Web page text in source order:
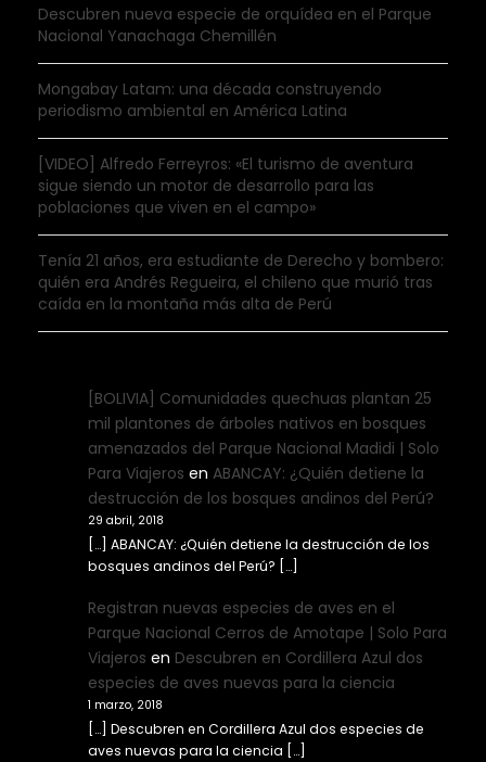
Descubren nueva especie de orquídea en el Parque
Nacional Yanachaga Chemillén
Mongabay Latam: una década construyendo
periodismo ambiental en América Latina
[VIDEO] Alfredo Ferreyros: «El turismo de aventura
sigue siendo un motor de desarrollo para las
poblaciones que viven en el campo»
Tenía 21 años, era estudiante de Derecho y bombero:
quién era Andrés Regueira, el chileno que murió tras
caída en la montaña más alta de Perú
[BOLIVIA] Comunidades quechuas plantan 25
mil plantones de árboles nativos en bosques
amenazados del Parque Nacional Madidi | Solo
Para Viajeros en ABANCAY: ¿Quién detiene la
destrucción de los bosques andinos del Perú?
29 abril, 2018
[…] ABANCAY: ¿Quién detiene la destrucción de los
bosques andinos del Perú? […]
Registran nuevas especies de aves en el
Parque Nacional Cerros de Amotape | Solo Para
Viajeros en Descubren en Cordillera Azul dos
especies de aves nuevas para la ciencia
1 marzo, 2018
[…] Descubren en Cordillera Azul dos especies de
aves nuevas para la ciencia […]